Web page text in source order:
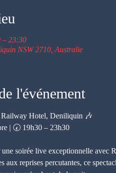
– 23:30
NSW 2710, Australie
l'événement
Railway Hotel, Deniliquin 🎶
| 🕢 19h30 – 23h30
une soirée live exceptionnelle
aux reprises percutantes, ce